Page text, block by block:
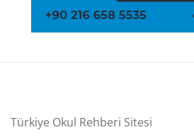
Türkiye Okul Rehberi Sitesi